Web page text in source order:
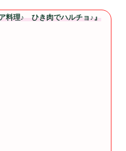
料理♪ ひき肉でハルチョ♪』